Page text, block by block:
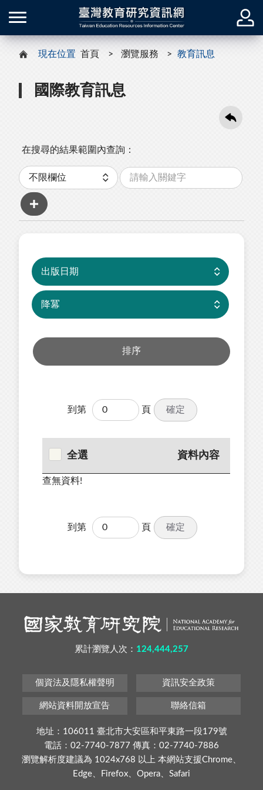
現在位置 首頁 瀏覽服務 教育訊息
國際教育訊息
在搜尋的結果範圍內查詢：
分
類
關
字
到第 頁 確定
全選 資料內容
查無資料!
到第 頁 確定
累計瀏覽人次： 124,444,257
個資法及隱私權聲明 資訊安全政策
網站資料開放宣告 聯絡信箱
地址：106011 臺北市大安區和平東路一段179號
電話：02-7740-7877 傳真：02-7740-7886
瀏覽解析度建議為 1024x768 以上 本網站支援Chrome、
Edge、Firefox、Opera、Safari